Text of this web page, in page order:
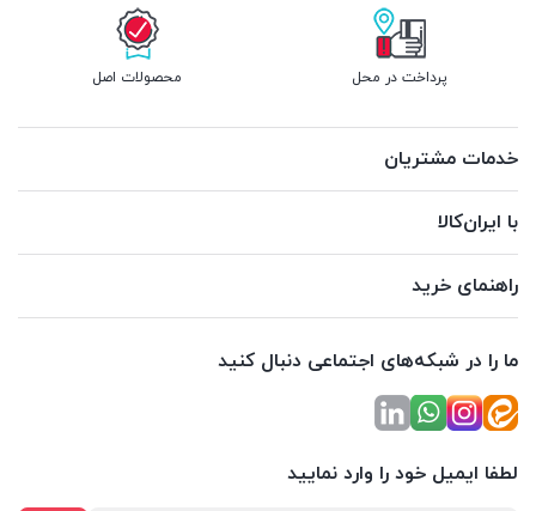
پرداخت در محل محصولات اصل
خدمات مشتریان
با ایران‌کالا
راهنمای خرید
ما را در شبکه‌های اجتماعی دنبال کنید
لطفا ایمیل خود را وارد نمایید